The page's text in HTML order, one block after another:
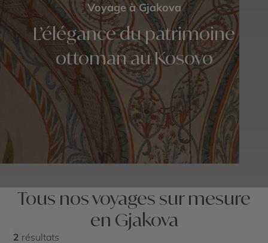
Voyage à Gjakova
L’élégance du patrimoine
ottoman au Kosovo
Tous nos voyages sur mesure
en Gjakova
2 résultats